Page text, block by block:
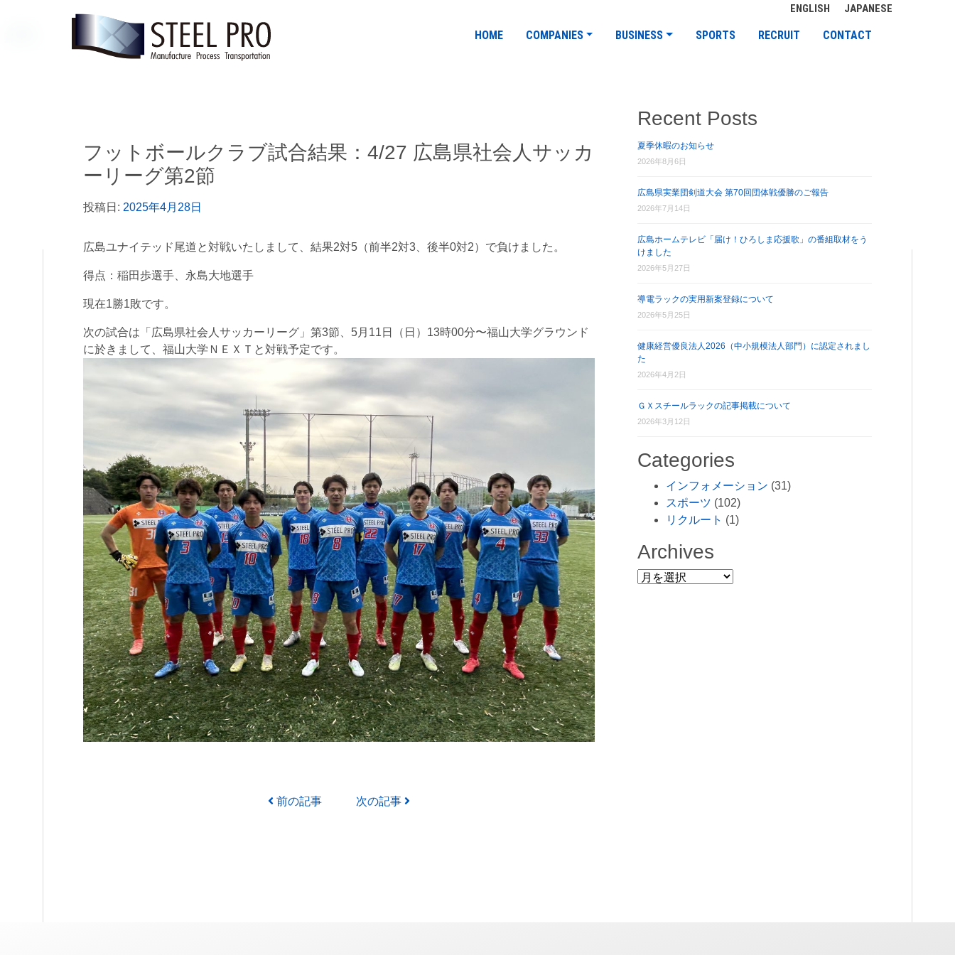
HOME COMPANIES BUSINESS SPORTS RECRUIT CONTACT
ENGLISH JAPANESE
フットボールクラブ試合結果：4/27 広島県社会人サッカ
ーリーグ第2節
投稿日: 2025年4月28日
広島ユナイテッド尾道と対戦いたしまして、結果2対5（前半2対3、後半0対2）で負けました。
得点：稲田歩選手、永島大地選手
現在1勝1敗です。
次の試合は「広島県社会人サッカーリーグ」第3節、5月11日（日）13時00分〜福山大学グラウンド
に於きまして、福山大学ＮＥＸＴと対戦予定です。
投稿ナビゲーション
前の記事 次の記事
Recent Posts
夏季休暇のお知らせ
2026年8月6日
広島県実業団剣道大会 第70回団体戦優勝のご報告
2026年7月14日
広島ホームテレビ「届け！ひろしま応援歌」の番組取材をう
けました
2026年5月27日
導電ラックの実用新案登録について
2026年5月25日
健康経営優良法人2026（中小規模法人部門）に認定されまし
た
2026年4月2日
ＧＸスチールラックの記事掲載について
2026年3月12日
Categories
インフォメーション (31)
スポーツ (102)
リクルート (1)
Archives
Archives